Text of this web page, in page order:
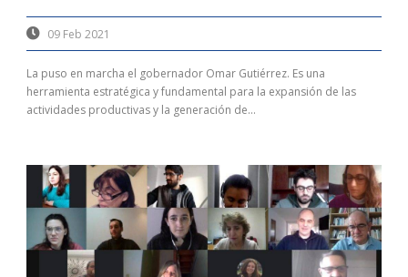
09 Feb 2021
La puso en marcha el gobernador Omar Gutiérrez. Es una
herramienta estratégica y fundamental para la expansión de las
actividades productivas y la generación de...